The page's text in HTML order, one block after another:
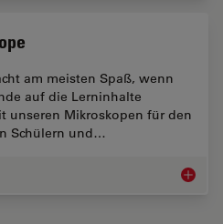
am meisten Spaß, wenn
auf die Lerninhalte
unseren Mikroskopen für den
Schülern und…